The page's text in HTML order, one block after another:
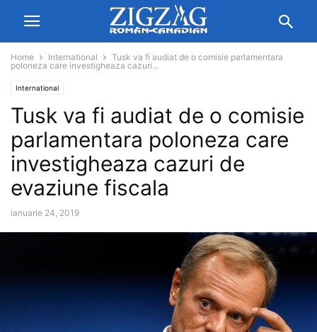
Home International
Tusk va fi audiat de o comisie parlamentara
poloneza care investigheaza cazuri...
International
Tusk va fi audiat de o comisie
parlamentara poloneza care
investigheaza cazuri de
evaziune fiscala
ianuarie 24, 2019